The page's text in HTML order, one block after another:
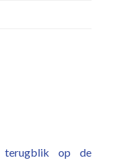
terugblik op de